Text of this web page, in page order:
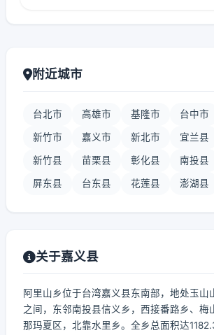
附近城市
台北市 高雄市 基隆市 台中市
新竹市 嘉义市 新北市 宜兰县
新竹县 苗栗县 彰化县 南投县
屏东县 台东县 花莲县 澎湖县
关于嘉义县
阿里山乡位于台湾嘉义县东南部，地处玉山
之间，东邻南投县信义乡，西接番路乡、梅
那玛夏区，北靠水里乡。全乡总面积达